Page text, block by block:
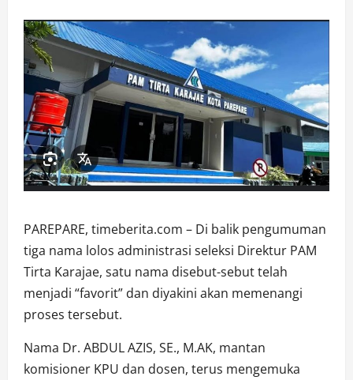
PAREPARE, timeberita.com – Di balik pengumuman
tiga nama lolos administrasi seleksi Direktur PAM
Tirta Karajae, satu nama disebut-sebut telah
menjadi “favorit” dan diyakini akan memenangi
proses tersebut.
Nama Dr. ABDUL AZIS, SE., M.AK, mantan
komisioner KPU dan dosen, terus mengemuka